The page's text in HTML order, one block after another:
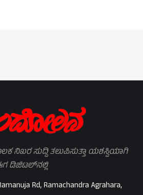
ನಿಖರ ಸುದ್ದಿ ತಲುಪಿಸುತ್ತಾ ಯಶಸ್ವಿಯಾಗಿ
ಡಿಜಿಟಲ್‌ನಲ್ಲಿ
Rd, Ramachandra Agrahara,